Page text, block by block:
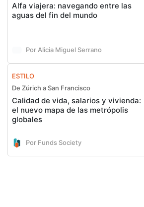
Alfa viajera: navegando entre las
aguas del fin del mundo
Por Alicia Miguel Serrano
ESTILO
De Zúrich a San Francisco
Calidad de vida, salarios y vivienda:
el nuevo mapa de las metrópolis
globales
Por Funds Society